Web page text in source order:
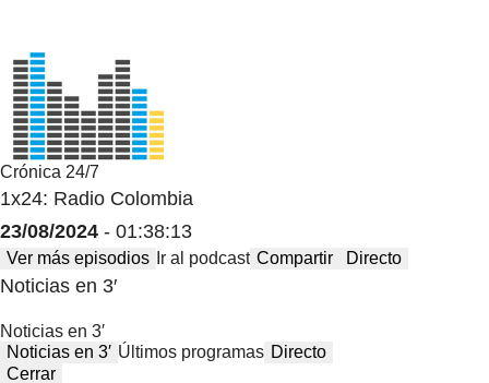
Crónica 24/7
1x24: Radio Colombia
23/08/2024 - 01:38:13
Ver más episodios Ir al podcast Compartir Directo
Noticias en 3′
Noticias en 3′
Noticias en 3′ Últimos programas Directo
Cerrar